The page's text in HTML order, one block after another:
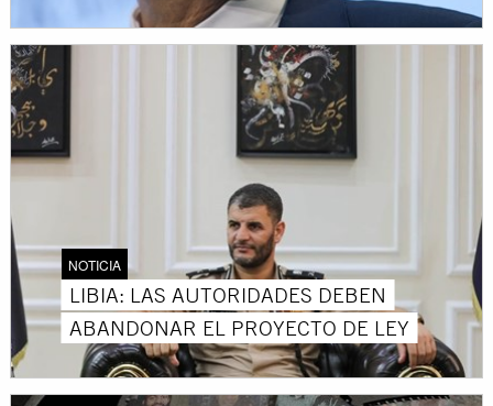
NOTICIA
LIBIA: LAS AUTORIDADES DEBEN
ABANDONAR EL PROYECTO DE LEY